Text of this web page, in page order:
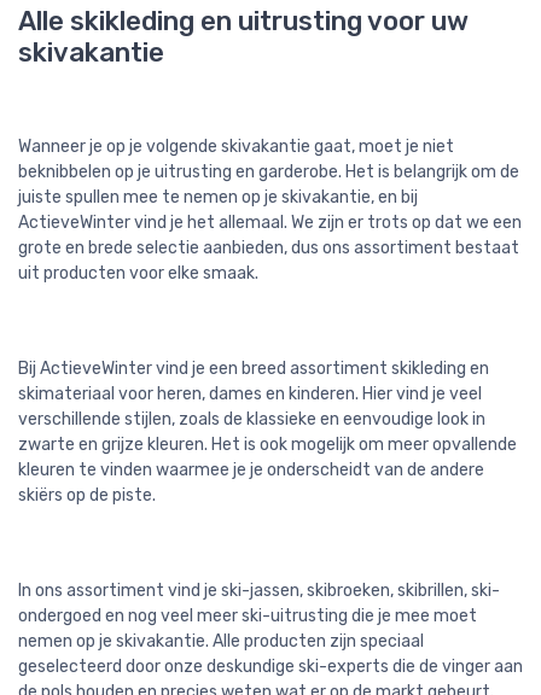
Alle skikleding en uitrusting voor uw
skivakantie
Wanneer je op je volgende skivakantie gaat, moet je niet
beknibbelen op je uitrusting en garderobe. Het is belangrijk om de
juiste spullen mee te nemen op je skivakantie, en bij
ActieveWinter vind je het allemaal. We zijn er trots op dat we een
grote en brede selectie aanbieden, dus ons assortiment bestaat
uit producten voor elke smaak.
Bij ActieveWinter vind je een breed assortiment skikleding en
skimateriaal voor heren, dames en kinderen. Hier vind je veel
verschillende stijlen, zoals de klassieke en eenvoudige look in
zwarte en grijze kleuren. Het is ook mogelijk om meer opvallende
kleuren te vinden waarmee je je onderscheidt van de andere
skiërs op de piste.
In ons assortiment vind je ski-jassen, skibroeken, skibrillen, ski-
ondergoed en nog veel meer ski-uitrusting die je mee moet
nemen op je skivakantie. Alle producten zijn speciaal
geselecteerd door onze deskundige ski-experts die de vinger aan